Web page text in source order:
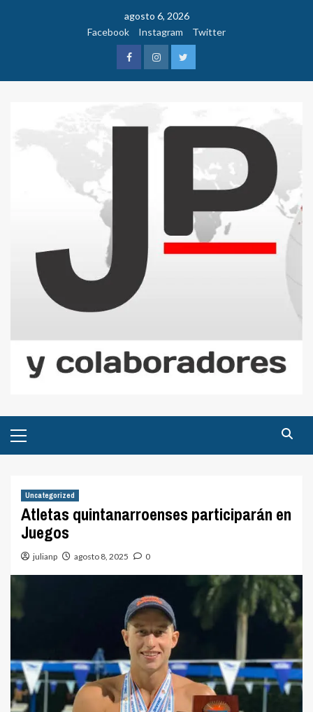
agosto 6, 2026
Facebook
Instagram Twitter
FacebookInstagramTwitter
principal
Uncategorized
Atletas quintanarroenses participarán en
Juegos
julianp agosto 8, 2025 0